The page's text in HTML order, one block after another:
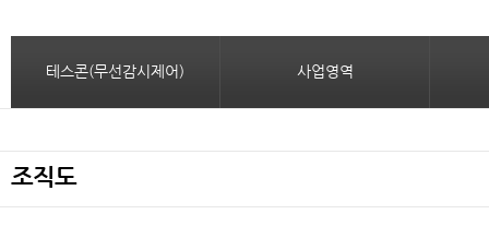
테스콘(무선감시제어) 사업영역
조직도